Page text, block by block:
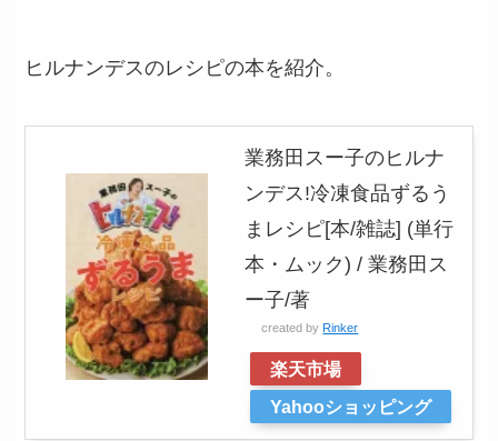
ヒルナンデスのレシピの本を紹介。
業務田スー子のヒルナ
ンデス!冷凍食品ずるう
まレシピ[本/雑誌] (単行
本・ムック) / 業務田ス
ー子/著
created by Rinker
楽天市場
Yahooショッピング